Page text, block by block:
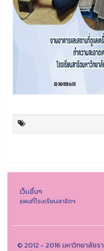
เว็บอื่นๆ
แผนที่โรงเรียนสาธิตฯ
© 2012 - 2016 มหาวิทยาลัย